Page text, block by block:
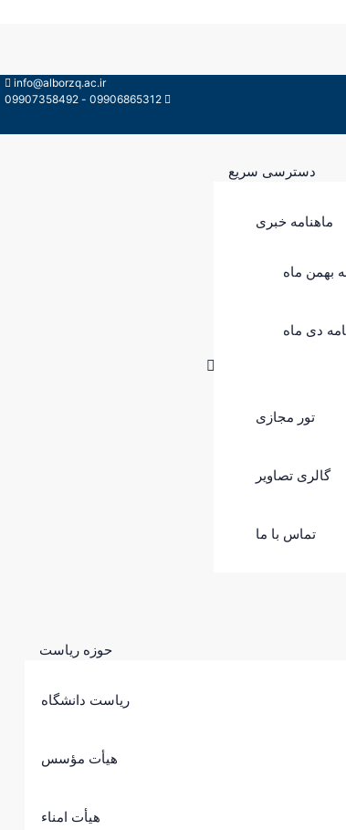
info@alborzq.ac.ir
09906865312 - 09907358492
دسترسی سریع
ماهنامه خبری
بهمن ماه
دی ماه
تور مجازی
گالری تصاویر
تماس با ما
حوزه ریاست
ریاست دانشگاه
هیأت مؤسس
هیأت امناء